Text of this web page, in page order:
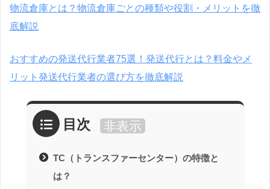
物流倉庫とは？物流倉庫ごとの種類や役割・メリットを徹
底解説
おすすめの発送代行業者75選！発送代行とは？料金やメ
リット発送代行業者の選び方を徹底解説
目次 非表示
TC（トランスファーセンター）の特徴と
は？